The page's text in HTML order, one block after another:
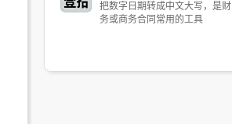
把数字日期转成中文大写，是财
务或商务合同常用的工具